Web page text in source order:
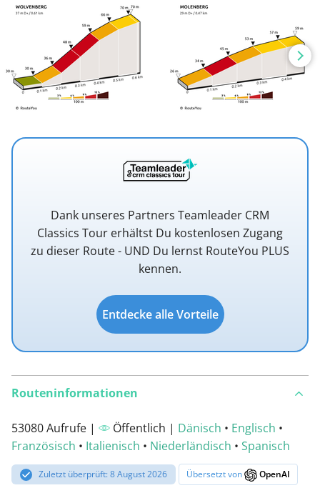
Dank unseres Partners Teamleader CRM
Classics Tour erhältst Du kostenlosen Zugang
zu dieser Route - UND Du lernst RouteYou PLUS
kennen.
Entdecke alle Vorteile
Routeninformationen
53080 Aufrufe | Öffentlich | Dänisch • Englisch •
Französisch • Italienisch • Niederländisch • Spanisch
Zuletzt überprüft: 8 August 2026 Übersetzt von OpenAI